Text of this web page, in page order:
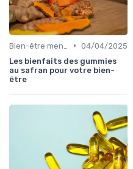
• 04/04/2025
Les bienfaits des gummies
au safran pour votre bien-
être